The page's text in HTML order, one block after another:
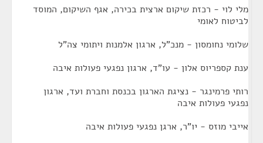
מלי לוי - רכזת שיקום ארצית בכירה, אגף השיקום, המוסד
לביטוח לאומי
שלומי נחומסון - מנכ"ל, ארגון אלמנות ויתומי צה"ל
ענת קספריוס אלון - עו"ד, ארגון נפגעי פעולות איבה
רותי פרמינגר - נציגת הארגון בכנסת וחברת ועד, ארגון
נפגעי פעולות איבה
אייבי מוזס - יו"ר, ארגן נפגעי פעולות איבה